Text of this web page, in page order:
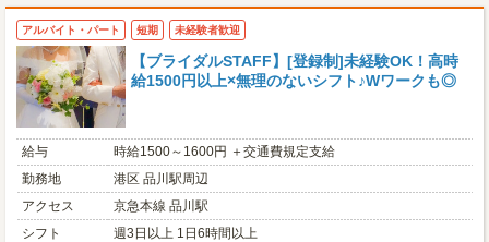
アルバイト・パート 短期 未経験者歓迎
【ブライダルSTAFF】[登録制]未経験OK！高時
給1500円以上×無理のないシフト♪Wワークも◎
給与
時給1500～1600円 ＋交通費規定支給
勤務地
港区 品川駅周辺
アクセス
京急本線 品川駅
シフト
週3日以上 1日6時間以上